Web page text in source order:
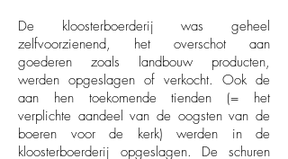
De kloosterboerderij was geheel
zelfvoorzienend, het overschot aan
goederen zoals landbouw producten,
werden opgeslagen of verkocht. Ook de
aan hen toekomende tienden (= het
verplichte aandeel van de oogsten van de
boeren voor de kerk) werden in de
kloosterboerderij opgeslagen. De schuren